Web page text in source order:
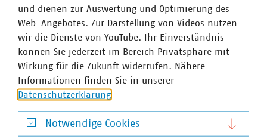
und dienen zur Auswertung und Optimierung des
Web-Angebotes. Zur Darstellung von Videos nutzen
wir die Dienste von YouTube. Ihr Einverständnis
können Sie jederzeit im Bereich Privatsphäre mit
Wirkung für die Zukunft widerrufen. Nähere
Informationen finden Sie in unserer
Datenschutzerklärung.
Notwendige Cookies